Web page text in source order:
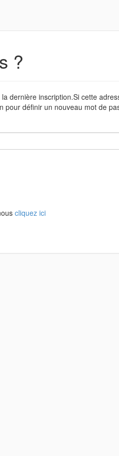
?
dernière inscription.Si cette
pour définir un nouveau mot de
cliquez ici